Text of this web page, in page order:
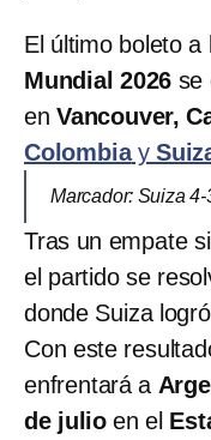
El último boleto
Mundial 2026 se
en Vancouver,
Colombiay
Marcador: Suiza
Tras un empate
el partido se
donde Suiza
Con este
enfrentará a
de julio en el